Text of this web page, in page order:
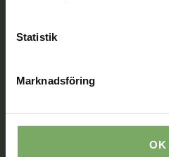
Statistik
Marknadsföring
OK
medlem hittar fler kontaktvägar
08-567 06 100